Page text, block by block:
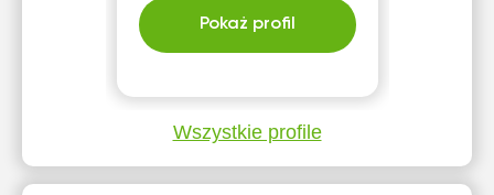
Pokaż profil
Wszystkie profile